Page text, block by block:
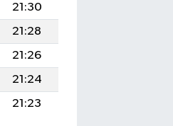
21:30
21:28
21:26
21:24
21:23